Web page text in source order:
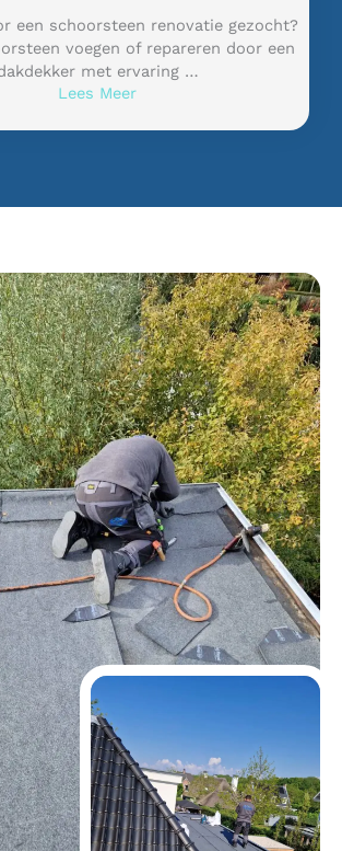
een schoorsteen renovatie gezocht?
voegen of repareren door een
met ervaring …
Lees Meer